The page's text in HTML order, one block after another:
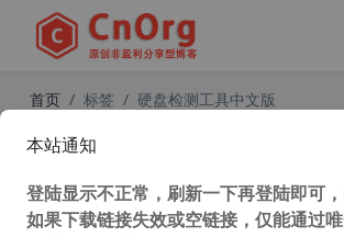
首页 标签 硬盘检测工具中文版
本站通知
登陆显示不正常，刷新一下再登陆即可
如果下载链接失效或空链接，仅能通过